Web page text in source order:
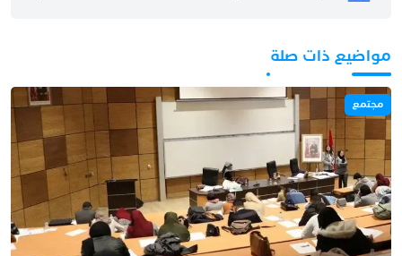
مواضيع ذات صلة
مجتمع